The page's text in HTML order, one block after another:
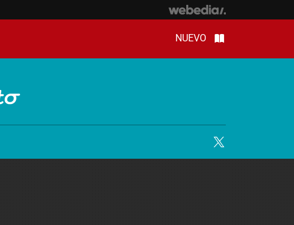
NUEVO